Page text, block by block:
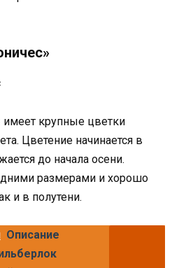
имеет крупные цветки
Цветение начинается в
до начала осени.
размерами и хорошо
и в полутени.
Описание